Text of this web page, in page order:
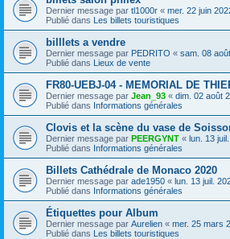
Dernier message par tl1000r « mer. 22 juin
Publié dans Les billets touristiques
billlets a vendre
Dernier message par PEDRITO « sam. 08
Publié dans Lieux de vente
FR80-UEBJ-04 - MEMORIAL DE
Dernier message par Jean_93 « dim. 02 août
Publié dans Informations générales
Clovis et la scène du vase de
Dernier message par PEERGYNT « lun. 13
Publié dans Informations générales
Billets Cathédrale de Monaco 2020
Dernier message par ade1950 « lun. 13 juil.
Publié dans Informations générales
Étiquettes pour Album
Dernier message par Aurelien « mer. 25 mars
Publié dans Les billets touristiques